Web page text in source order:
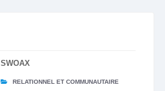
SWOAX
RELATIONNEL ET COMMUNAUTAIRE